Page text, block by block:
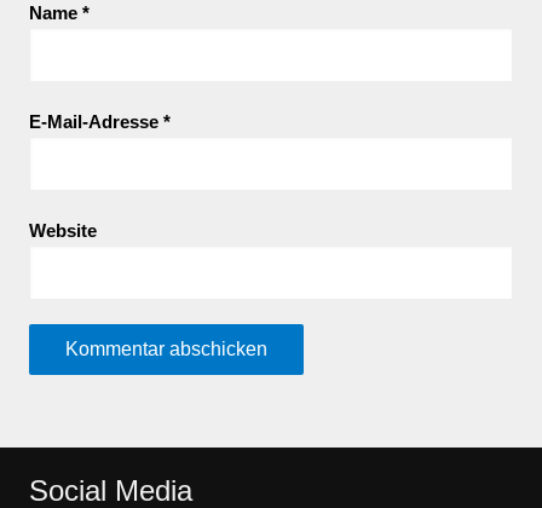
Name *
E-Mail-Adresse *
Website
Social Media